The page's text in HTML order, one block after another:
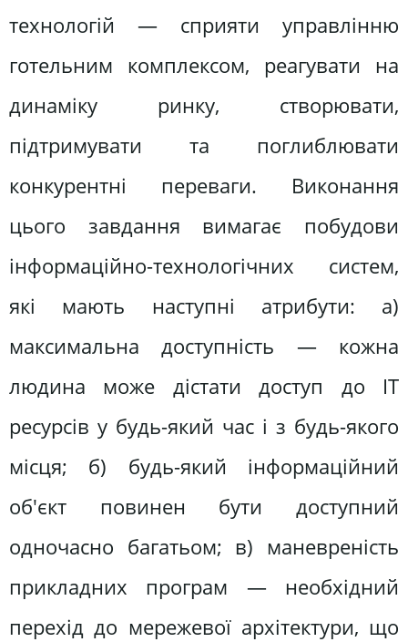
технологій — сприяти управлінню
готельним комплексом, реагувати на
динаміку ринку, створювати,
підтримувати та поглиблювати
конкурентні переваги. Виконання
цього завдання вимагає побудови
інформаційно-технологічних систем,
які мають наступні атрибути: а)
максимальна доступність — кожна
людина може дістати доступ до IT
ресурсів у будь-який час і з будь-якого
місця; б) будь-який інформаційний
об'єкт повинен бути доступний
одночасно багатьом; в) маневреність
прикладних програм — необхідний
перехід до мережевої архітектури, що